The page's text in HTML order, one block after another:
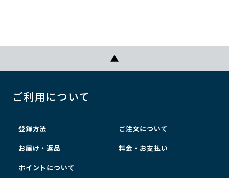
ご利用について
登録方法 ご注文について
お届け・返品 料金・お支払い
ポイントについて